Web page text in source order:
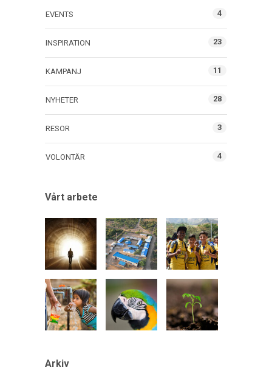
EVENTS 4
INSPIRATION 23
KAMPANJ 11
NYHETER 28
RESOR 3
VOLONTÄR 4
Vårt arbete
Arkiv